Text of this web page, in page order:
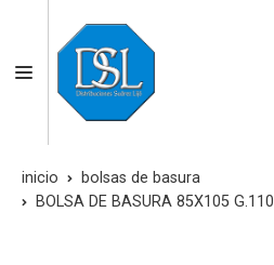
inicio
bolsas de basura
BOLSA DE BASURA 85X105 G.110